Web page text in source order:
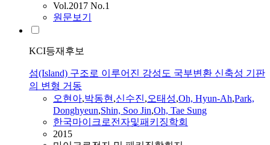
Vol.2017 No.1
원문보기
KCI등재후보
섬(Island) 구조로 이루어진 강성도 국부변환 신축성 기판
의 변형 거동
오현아,박동현,신수진,오태성,Oh, Hyun-Ah,Park,
Donghyeun,Shin, Soo Jin,Oh, Tae Sung
한국마이크로전자및패키징학회
2015